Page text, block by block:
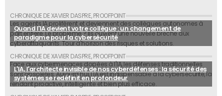
Quand l'IA devient votre collègue : un changement de
paradigme pour la cybersécurité
Les agents IA prolifèrent et deviennent des collègues autonomes à
part entière. Le problème ? Ils ouvrent une nouvelle brèche aux
cyberattaquants. Tour d'horizon des risques et solutions.
L'IA, l'architecte invisible de nos cyberdéfenses : la sécurité des
systèmes se redéfinit en profondeur
Face aux cybermenaces dopées à l'IA, les défenses traditionnelles
sont obsolètes. Aujourd'hui, l'IA est indispensable à la cybersécurité, la
rendant proactive, intelligente et bien plus efficace.